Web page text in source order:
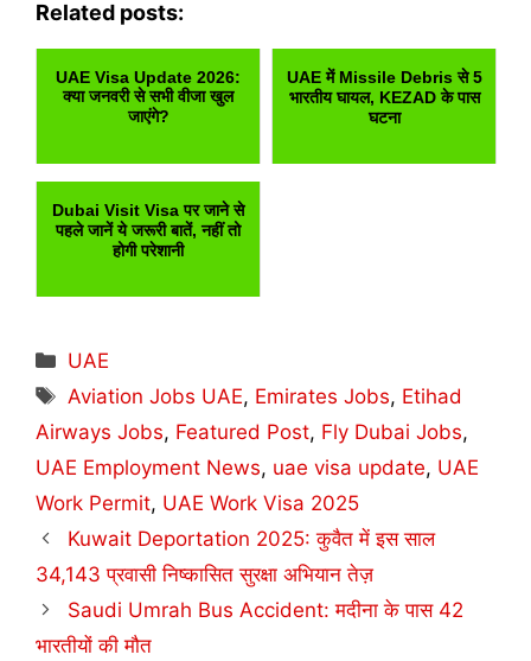
Related posts:
UAE Visa Update 2026:
क्या जनवरी से सभी वीजा खुल
जाएंगे?
UAE में Missile Debris से 5
भारतीय घायल, KEZAD के पास
घटना
Dubai Visit Visa पर जाने से
पहले जानें ये जरूरी बातें, नहीं तो
होगी परेशानी
Categories
UAE
Tags
Aviation Jobs UAE, Emirates Jobs, Etihad
Airways Jobs, Featured Post, Fly Dubai Jobs,
UAE Employment News, uae visa update, UAE
Work Permit, UAE Work Visa 2025
Kuwait Deportation 2025: कुवैत में इस साल
34,143 प्रवासी निष्कासित सुरक्षा अभियान तेज़
Saudi Umrah Bus Accident: मदीना के पास 42
भारतीयों की मौत